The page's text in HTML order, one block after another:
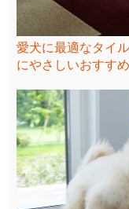
愛犬に最適なタイ
にやさしいおすす